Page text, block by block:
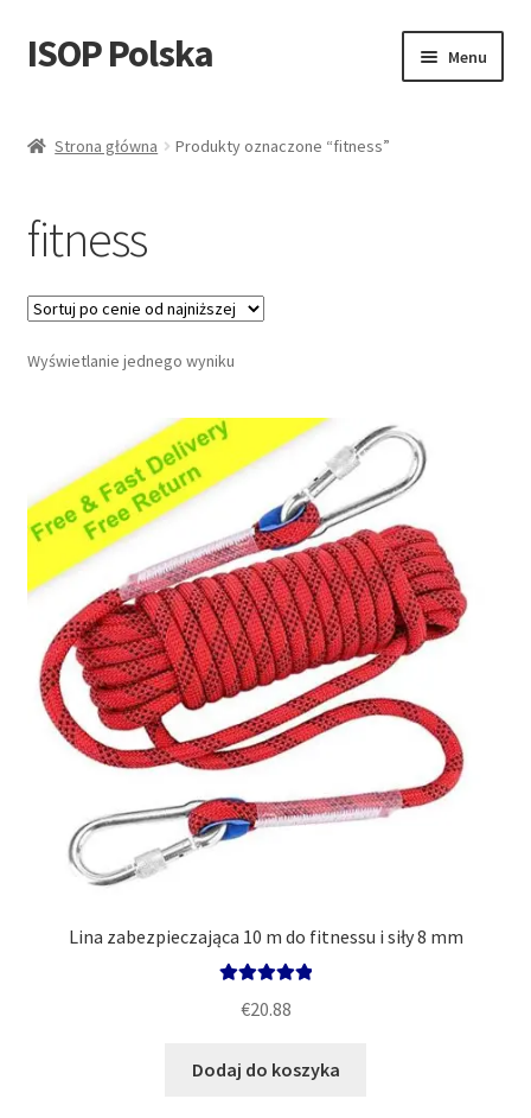
Przejdź
do
Przejdź
do
ISOP Polska Menu
Zestawy ratunkowe i survivalowe
Sprzedaż hurtowa
Blog
Skontaktuj się z nami
Polityka
Strona główna Produkty oznaczone “fitness”
fitness
Wyświetlanie jednego wyniku
Lina zabezpieczająca 10 m do fitnessu i siły 8 mm
€20.88
Dodaj do koszyka